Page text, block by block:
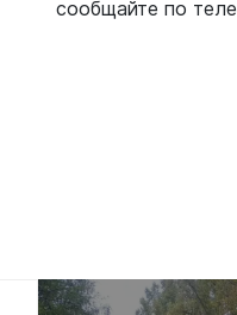
сообщайте по